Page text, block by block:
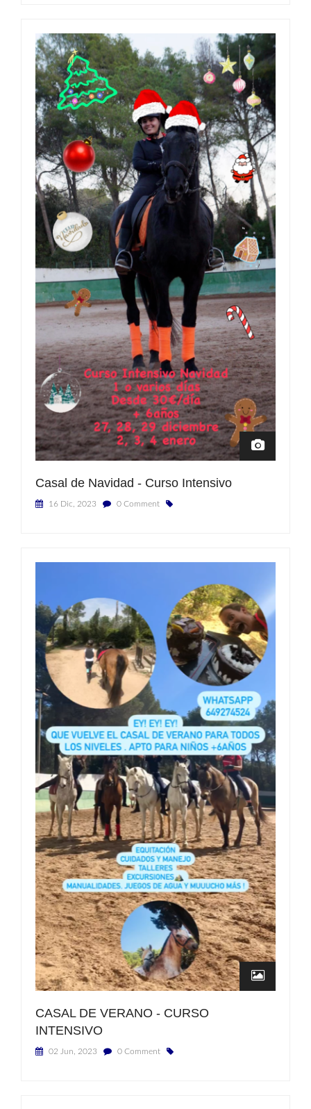
Casal de Navidad - Curso Intensivo
16 Dic, 2023 0 Comment
CASAL DE VERANO - CURSO
INTENSIVO
02 Jun, 2023 0 Comment